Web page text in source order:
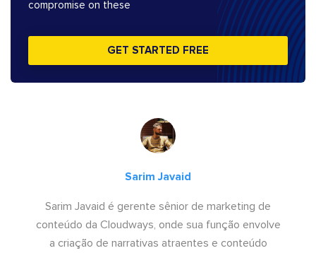
compromise on these
GET STARTED FREE
Sarim Javaid
Sarim Javaid é gerente sênior de marketing de
conteúdo da Cloudways, onde sua função envolve
a criação de narrativas atraentes e conteúdo